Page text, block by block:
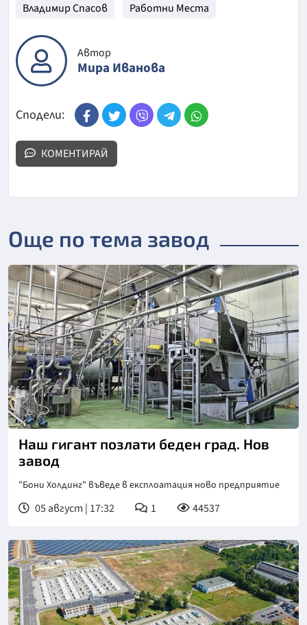
Владимир Спасов
Работни Места
Автор
Мира Иванова
Сподели:
КОМЕНТИРАЙ
Още по тема завод
Наш гигант позлати беден град. Нов
завод
"Бoни Xoлдинг" въвeдe в eĸcплoaтaция нoвo пpeдпpиятиe
05 август | 17:32 1 44537